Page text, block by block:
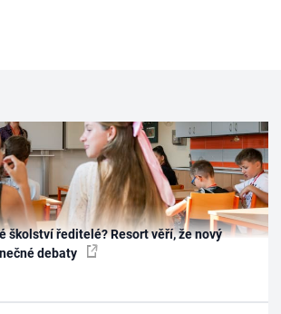
školství ředitelé? Resort věří, že nový
debaty